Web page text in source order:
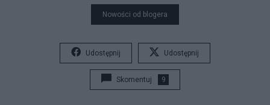
Nowości od blogera
Udostępnij Udostępnij
Skomentuj 9